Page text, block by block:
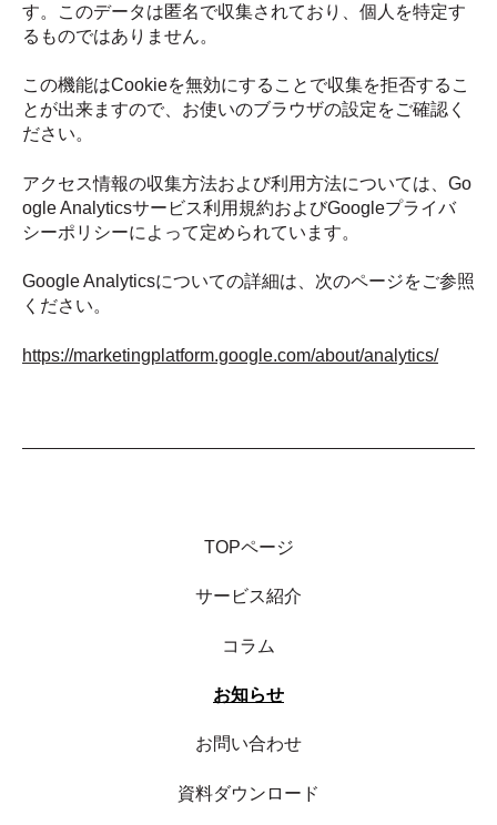
す。このデータは匿名で収集されており、個人を特定す
るものではありません。
この機能はCookieを無効にすることで収集を拒否するこ
とが出来ますので、お使いのブラウザの設定をご確認く
ださい。
アクセス情報の収集方法および利用方法については、Go
ogle Analyticsサービス利用規約およびGoogleプライバ
シーポリシーによって定められています。
Google Analyticsについての詳細は、次のページをご参照
ください。
https://marketingplatform.google.com/about/analytics/
TOPページ
サービス紹介
コラム
お知らせ
お問い合わせ
資料ダウンロード